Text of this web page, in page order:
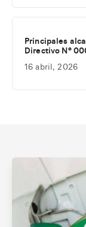
Principales
Directivo Nº
16 abril, 2026